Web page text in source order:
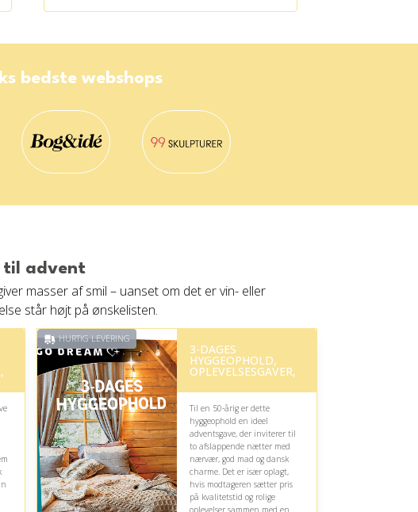
bedste webshops
til advent
masser af smil – uanset om det er vin- eller
står højt på ønskelisten.
HURTIG LEVERING
3-DAGES
HYGGEOPHOLD,
OPLEVELSESGAVER,
Til en 50-årig er dette
hyggeophold en ideel
adventsgave, der inviterer til
to afslappende nætter med
nærvær, god mad og dansk
charme. Det er især oplagt,
hvis modtageren sætter pris
på kvalitetstid og rolige
oplevelser sammen med en